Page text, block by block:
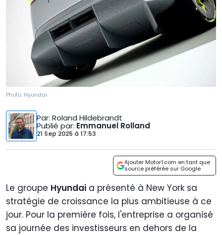
Photo: Hyundai
Par: Roland Hildebrandt
Publié par: Emmanuel Rolland
21 Sep 2025 à 17:53
Ajouter Motor1.com en tant que
source préférée sur Google
Le groupe Hyundai a présenté à New York sa
stratégie de croissance la plus ambitieuse à ce
jour. Pour la première fois, l'entreprise a organisé
sa journée des investisseurs en dehors de la